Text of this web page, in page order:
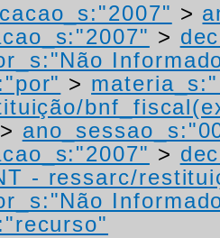
>
>
>
>
>
- ressarc/